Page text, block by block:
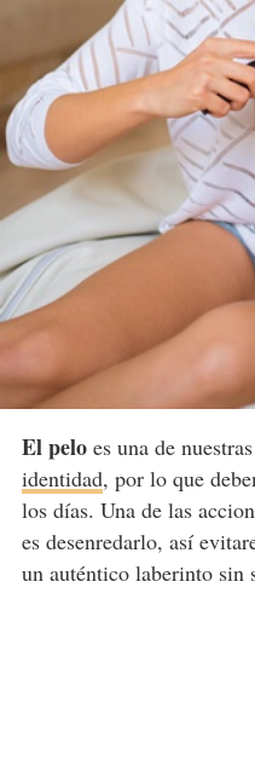
El peloes una de
identidad, por lo que
los días. Una de las
es desenredarlo, así
un auténtico laberinto sin